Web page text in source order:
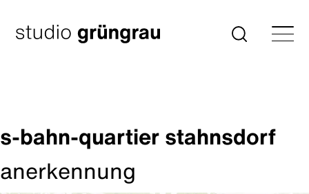
Inhalt
springen
Startseite Suche
s-bahn-quartier stahnsdorf
anerkennung